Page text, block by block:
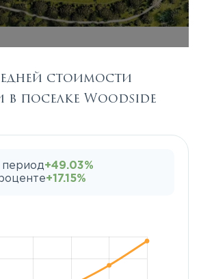
стоимости
в поселке Woodside
период+49.03%
+17.15%